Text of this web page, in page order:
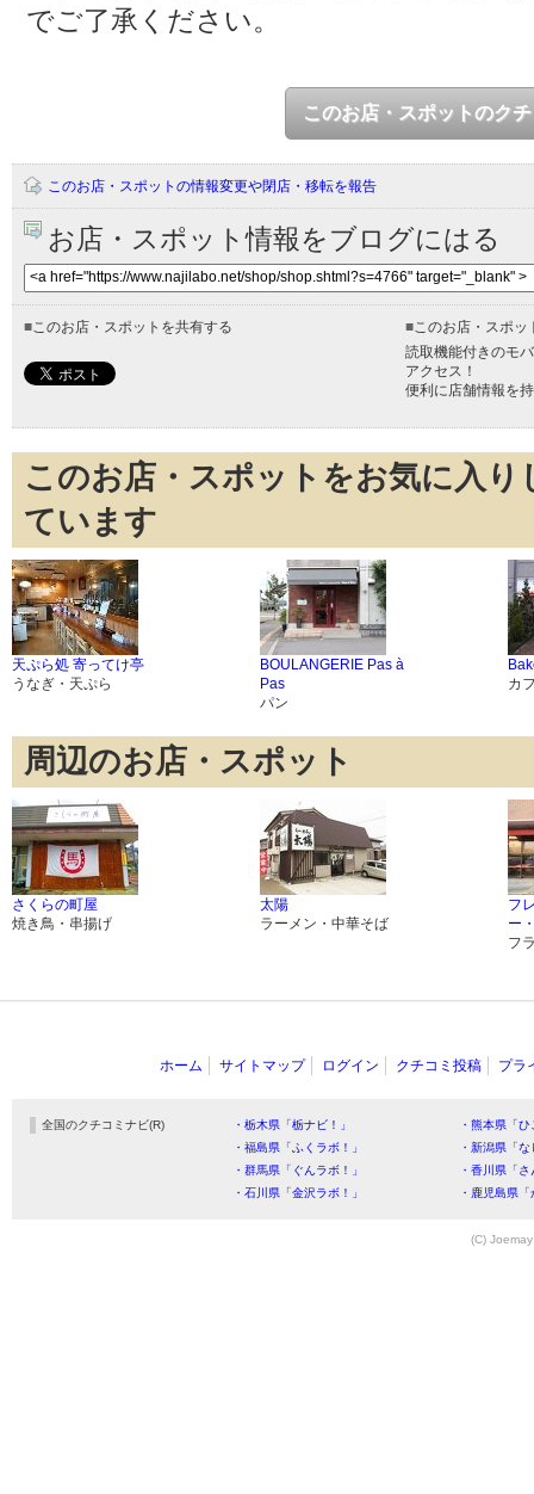
でご了承ください。
このお店・スポットのク
このお店・スポットの情報変更や閉店・移転を報告
お店・スポット情報をブログにはる
■ このお店・スポットを共有する ■ このお店・スポ
読取機能付きのモ
アクセス！
便利に店舗情報を
このお店・スポットをお気に入
ています
天ぷら処 寄ってけ亭
うなぎ・天ぷら
BOULANGERIE Pas à
Pas
パン
カ
周辺のお店・スポット
さくらの町屋
焼き鳥・串揚げ
太陽
ラーメン・中華そば
フ
ー
フ
ホーム サイトマップ ログイン クチコミ投稿 プラ
全国のクチコミナビ(R) ・栃木県「栃ナビ！」
・熊本県「
・福島県「ふくラボ！」
・新潟県「
・群馬県「ぐんラボ！」
・香川県「
・石川県「金沢ラボ！」
・鹿児島県
(C)